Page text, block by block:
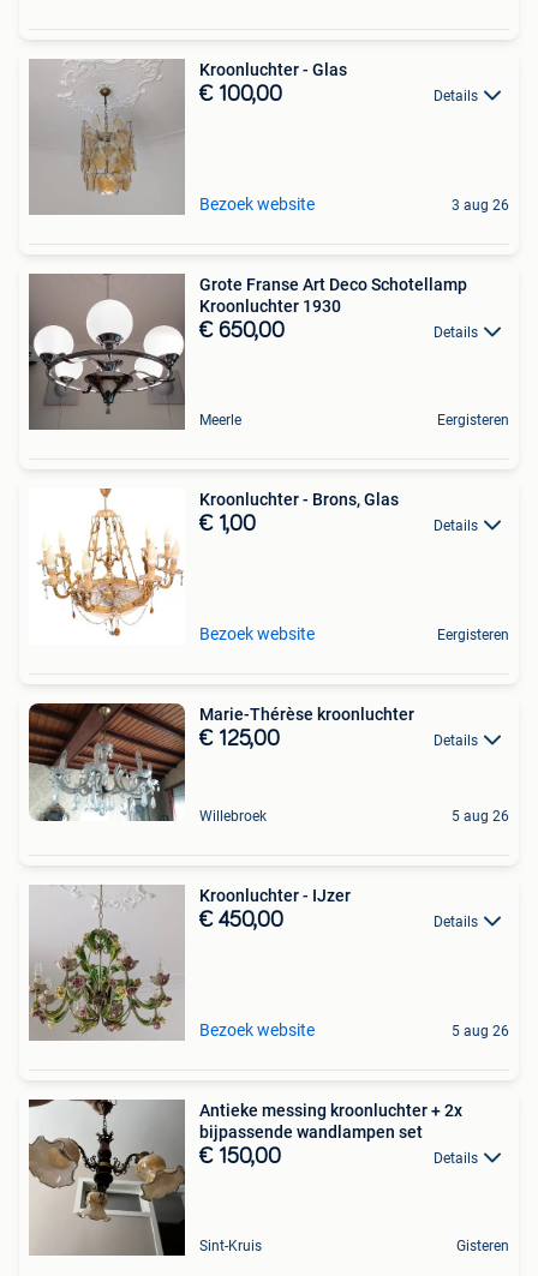
Kroonluchter - Glas
€ 100,00 Details
Bezoek website 3 aug 26
Grote Franse Art Deco Schotellamp
Kroonluchter 1930
€ 650,00 Details
Meerle Eergisteren
Kroonluchter - Brons, Glas
€ 1,00 Details
Bezoek website Eergisteren
Marie-Thérèse kroonluchter
€ 125,00 Details
Willebroek 5 aug 26
Kroonluchter - IJzer
€ 450,00 Details
Bezoek website 5 aug 26
Antieke messing kroonluchter + 2x
bijpassende wandlampen set
€ 150,00 Details
Sint-Kruis Gisteren